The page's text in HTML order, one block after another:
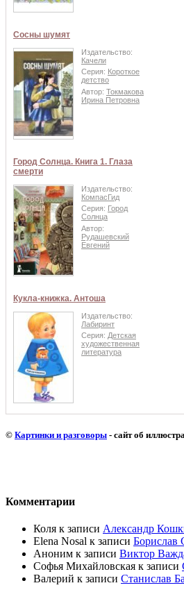
Сосны шумят
Издательство:
Качели
Серия: Короткое
детство
Автор: Токмакова
Ирина Петровна
Город Солнца. Книга 1. Глаза
смерти
Издательство:
КомпасГид
Серия: Город
Солнца
Автор:
Рудашевский
Евгений
Кукла-книжка. Антоша
Издательство:
Лабиринт
Серия: Детская
художественная
литература
© Картинки и разговоры - сайт об
Комментарии
Коля к записи Александр
Elena Nosal к записи Борислав
Аноним к записи Виктор
Софья Михайловская к записи
Валерий к записи Станислав